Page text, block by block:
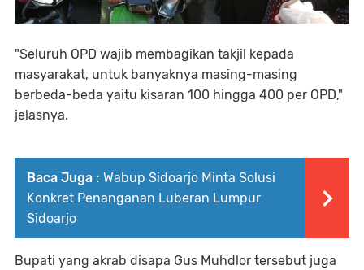
"Seluruh OPD wajib membagikan takjil kepada
masyarakat, untuk banyaknya masing-masing
berbeda-beda yaitu kisaran 100 hingga 400 per OPD,"
jelasnya.
Baca Juga : Wabup Sidoarjo Minta Solusi
Konkret Penanganan Luberan Lumpur
Sidoarjo
Bupati yang akrab disapa Gus Muhdlor tersebut juga